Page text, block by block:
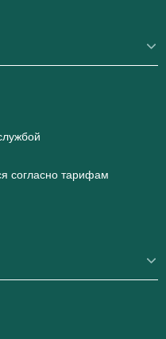
согласно тарифам